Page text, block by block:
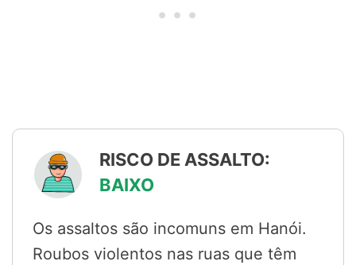
RISCO DE ASSALTO:
BAIXO
Os assaltos são incomuns em Hanói.
Roubos violentos nas ruas que têm